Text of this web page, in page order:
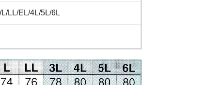
LL/EL/4L/5L/6L